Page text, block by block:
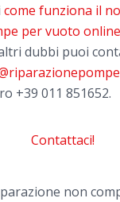
come funziona il
per vuoto online
dubbi puoi
+39 011 851652.
Contattaci!
non